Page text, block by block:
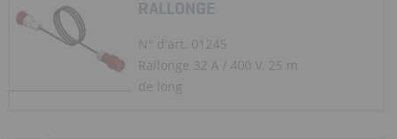
RALLONGE
N° d'art. 01245
Rallonge 32 A / 400 V, 25 m
de long